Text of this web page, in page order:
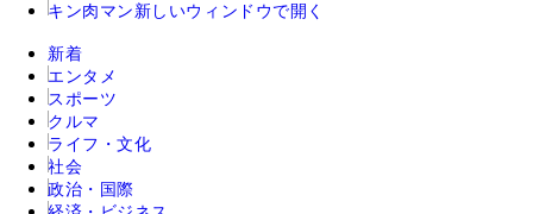
キン肉マン 新しいウィンドウで開く
新着
エンタメ
スポーツ
クルマ
ライフ・文化
社会
政治・国際